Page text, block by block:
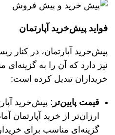
فواید پیش‌خرید آپارتمان
پیش‌خرید آپارتمان، در کنار
نیز دارد که آن را به
خریداران تبدیل کرده است:
قیمت پایین‌تر
ارزان‌تر از خرید آپارتمان
گزینه‌ای مناسب برای